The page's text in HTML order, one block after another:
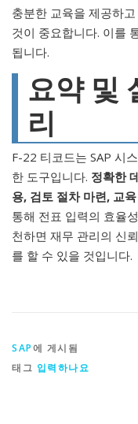
충분한 교육을 제공하
것이 중요합니다. 이를
됩니다.
요약 및
리
F-22 티코드는 SAP 시
한 도구입니다. 정확한
용, 검토 절차 마련, 교
통해 전표 입력의 효율
천하면 재무 관리의 신
를 할 수 있을 것입니다.
SAP에 게시됨
태그 입력하나요